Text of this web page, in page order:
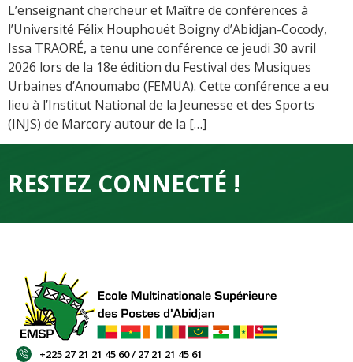
L’enseignant chercheur et Maître de conférences à
l’Université Félix Houphouët Boigny d’Abidjan-Cocody,
Issa TRAORÉ, a tenu une conférence ce jeudi 30 avril
2026 lors de la 18e édition du Festival des Musiques
Urbaines d’Anoumabo (FEMUA). Cette conférence a eu
lieu à l’Institut National de la Jeunesse et des Sports
(INJS) de Marcory autour de la […]
RESTEZ CONNECTÉ !
+225 27 21 21 45 60 / 27 21 21 45 61